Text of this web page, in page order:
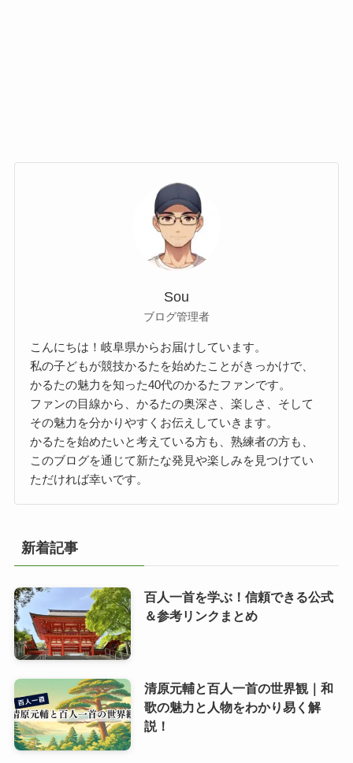
Sou
ブログ管理者
こんにちは！岐阜県からお届けしています。
私の子どもが競技かるたを始めたことがきっかけで、
かるたの魅力を知った40代のかるたファンです。
ファンの目線から、かるたの奥深さ、楽しさ、そして
その魅力を分かりやすくお伝えしていきます。
かるたを始めたいと考えている方も、熟練者の方も、
このブログを通じて新たな発見や楽しみを見つけてい
ただければ幸いです。
新着記事
百人一首を学ぶ！信頼できる公式
＆参考リンクまとめ
清原元輔と百人一首の世界観｜和
歌の魅力と人物をわかり易く解
説！